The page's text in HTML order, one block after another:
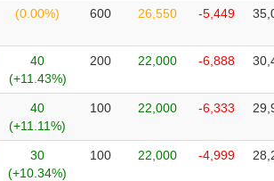
(0.00%) 600 26,550 -5,449
40
(+11.43%)
200 22,000 -6,888
40
(+11.11%)
100 22,000 -6,333
30
(+10.34%)
100 22,000 -4,999
Chỉ số